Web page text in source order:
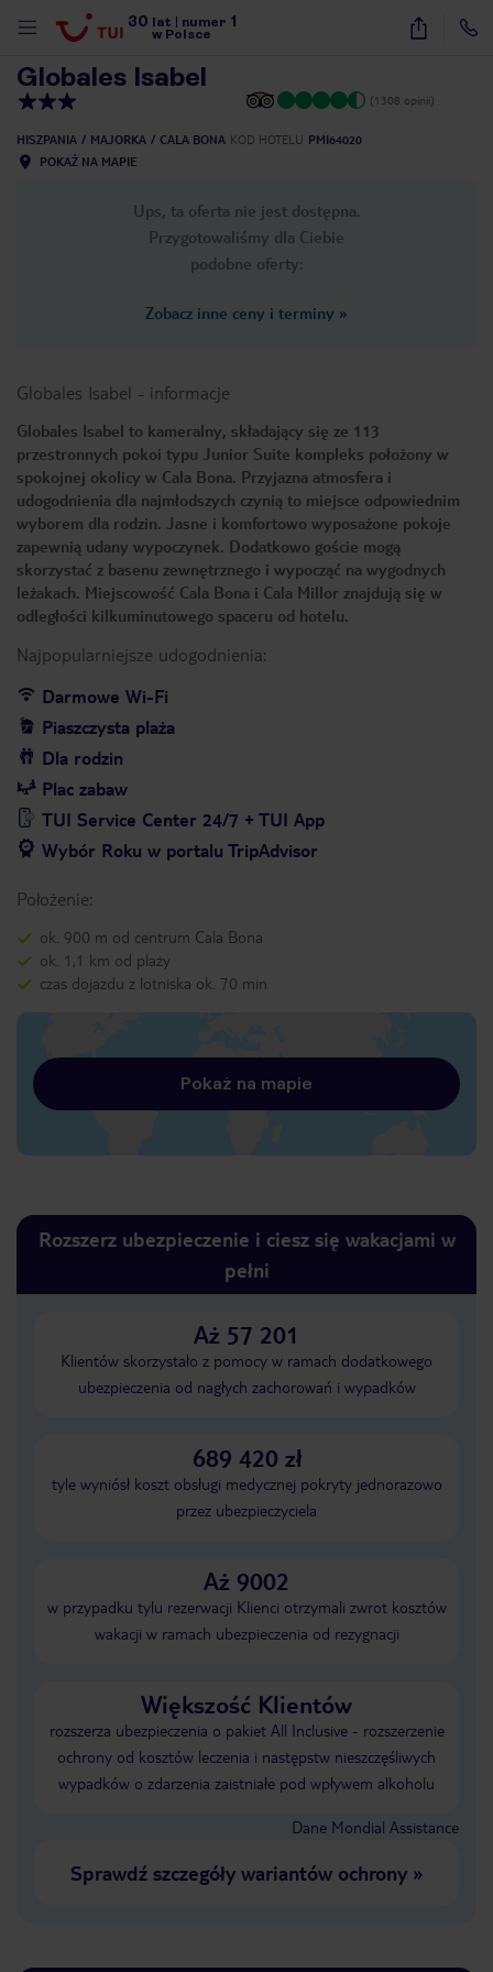
30 lat numer 1
w Polsce
20
Globales Isabel
(1308 opinii)
HISZPANIA MAJORKA CALA BONA KOD HOTELU PMI64020
POKAŻ NA MAPIE
Ups, ta oferta nie jest dostępna.
Przygotowaliśmy dla Ciebie
podobne oferty:
Zobacz inne ceny i terminy »
Globales Isabel - informacje
Globales Isabel to kameralny, składający się ze 113
przestronnych pokoi typu Junior Suite kompleks położony w
spokojnej okolicy w Cala Bona. Przyjazna atmosfera i
udogodnienia dla najmłodszych czynią to miejsce odpowiednim
wyborem dla rodzin. Jasne i komfortowo wyposażone pokoje
zapewnią udany wypoczynek. Dodatkowo goście mogą
skorzystać z basenu zewnętrznego i wypocząć na wygodnych
leżakach. Miejscowość Cala Bona i Cala Millor znajdują się w
odległości kilkuminutowego spaceru od hotelu.
Najpopularniejsze udogodnienia:
Darmowe Wi-Fi
Piaszczysta plaża
Dla rodzin
Plac zabaw
TUI Service Center 24/7 + TUI App
Wybór Roku w portalu TripAdvisor
Położenie:
ok. 900 m od centrum Cala Bona
ok. 1,1 km od plaży
czas dojazdu z lotniska ok. 70 min
Pokaż na mapie
Rozszerz ubezpieczenie i ciesz się wakacjami w
pełni
Aż 57 201
Klientów skorzystało z pomocy w ramach dodatkowego
ubezpieczenia od nagłych zachorowań i wypadków
689 420 zł
tyle wyniósł koszt obsługi medycznej pokryty jednorazowo
przez ubezpieczyciela
Aż 9002
w przypadku tylu rezerwacji Klienci otrzymali zwrot kosztów
wakacji w ramach ubezpieczenia od rezygnacji
Większość Klientów
rozszerza ubezpieczenia o pakiet All Inclusive - rozszerzenie
ochrony od kosztów leczenia i następstw nieszczęśliwych
wypadków o zdarzenia zaistniałe pod wpływem alkoholu
Dane Mondial Assistance
Sprawdź szczegóły wariantów ochrony»